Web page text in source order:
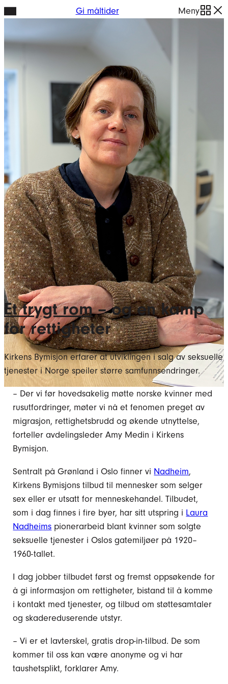
Hopp
innhold
Gi måltider Meny
Et trygt rom– og en kamp
for rettigheter
Kirkens Bymisjon erfarer at utviklingen i salg av seksuelle
tjenester i Norge speiler større samfunnsendringer.
– Der vi før hovedsakelig møtte norske kvinner med
rusutfordringer, møter vi nå et fenomen preget av
migrasjon, rettighetsbrudd og økende utnyttelse,
forteller avdelingsleder Amy Medin i Kirkens
Bymisjon.
Sentralt på Grønland i Oslo finner vi Nadheim,
Kirkens Bymisjons tilbud til mennesker som selger
sex eller er utsatt for menneskehandel. Tilbudet,
som i dag finnes i fire byer, har sitt utspring i Laura
Nadheims pionerarbeid blant kvinner som solgte
seksuelle tjenester i Oslos gatemiljøer på 1920–
1960-tallet.
I dag jobber tilbudet først og fremst oppsøkende for
å gi informasjon om rettigheter, bistand til å komme
i kontakt med tjenester, og tilbud om støttesamtaler
og skadereduserende utstyr.
– Vi er et lavterskel, gratis drop-in-tilbud. De som
kommer til oss kan være anonyme og vi har
taushetsplikt, forklarer Amy.